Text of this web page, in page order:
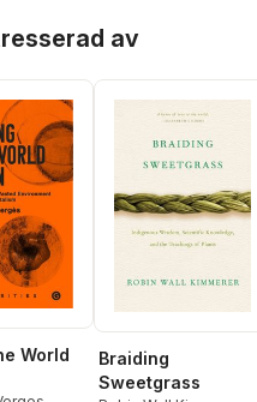
av
World
Braiding
Sweetgrass